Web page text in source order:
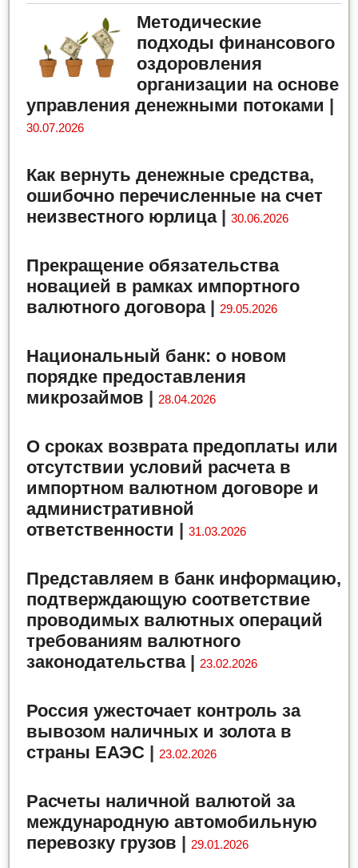
Методические
подходы финансового
оздоровления
организации на основе
управления денежными потоками |
30.07.2026
Как вернуть денежные средства,
ошибочно перечисленные на счет
неизвестного юрлица|30.06.2026
Прекращение обязательства
новацией в рамках импортного
валютного договора|29.05.2026
Национальный банк: о новом
порядке предоставления
микрозаймов |28.04.2026
О сроках возврата предоплаты или
отсутствии условий расчета в
импортном валютном договоре и
административной
ответственности |31.03.2026
Представляем в банк информацию,
подтверждающую соответствие
проводимых валютных операций
требованиям валютного
законодательства|23.02.2026
Россия ужесточает контроль за
вывозом наличных и золота в
страны ЕАЭС |23.02.2026
Расчеты наличной валютой за
международную автомобильную
перевозку грузов |29.01.2026